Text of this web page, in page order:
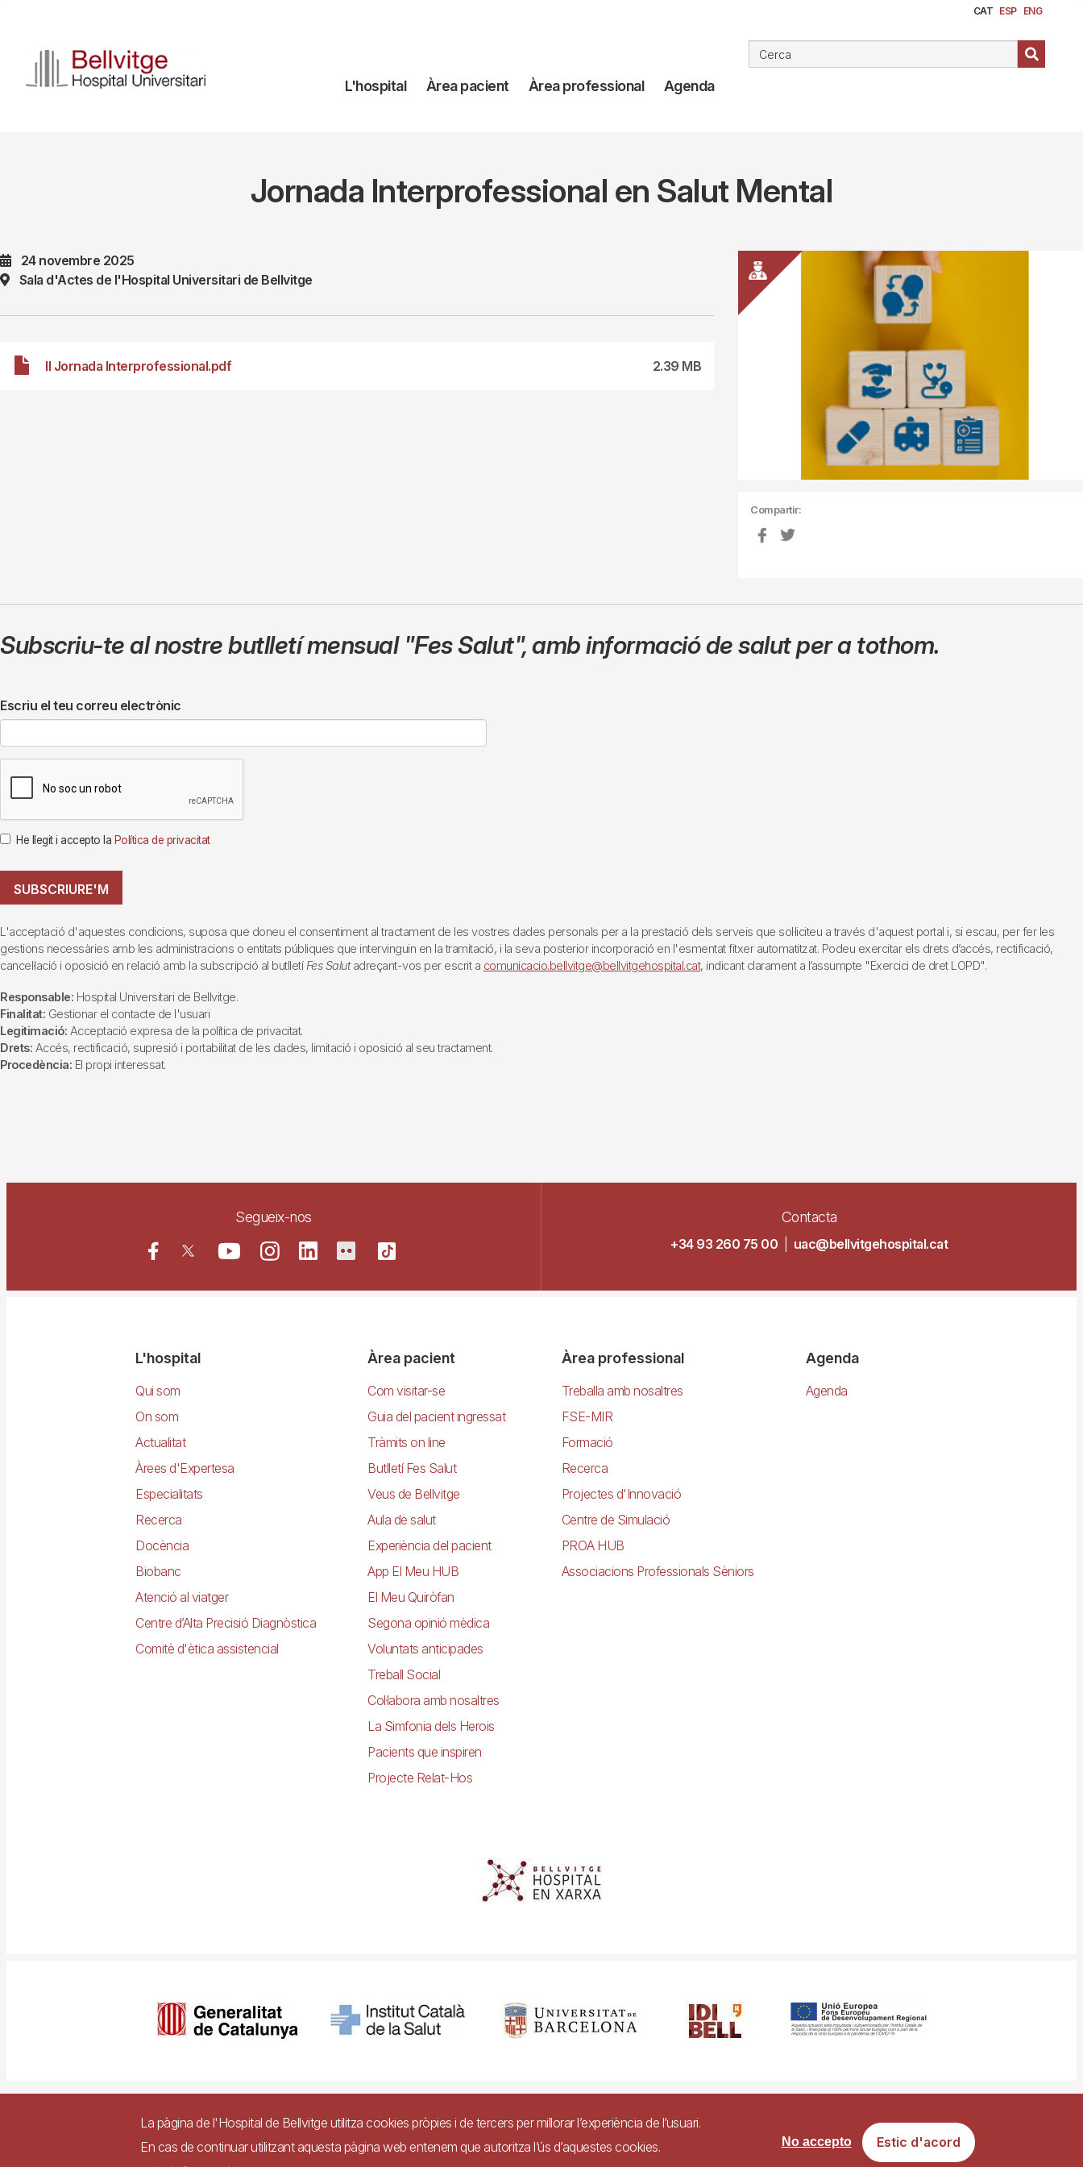
contingut
CAT ESP ENG
Navegación
L'hospital Àrea pacient Àrea professional Agenda
Jornada Interprofessional en Salut Mental
24 novembre 2025
Sala d'Actes de l'Hospital Universitari de Bellvitge
II Jornada Interprofessional.pdf
2.39 MB
Compartir:
Subscriu-te al nostre butlletí mensual "Fes Salut",amb informació de salut per a tothom.
Escriu el teu correu electrònic
He llegit i accepto la Política de privacitat
SUBSCRIURE'M
L'acceptació d'aquestes condicions, suposa que doneu el consentiment al tractament de les vostres dades personals per a la prestació dels serveis que sol·liciteu a través d'aquest portal i, si escau, per fer les
gestions necessàries amb les administracions o entitats públiques que intervinguin en la tramitació, i la seva posterior incorporació en l'esmentat fitxer automatitzat. Podeu exercitar els drets d’accés, rectificació,
cancel·lació i oposició en relació amb la subscripció al butlletí Fes Salutadreçant-vos per escrit a comunicacio.bellvitge@bellvitgehospital.cat, indicant clarament a l’assumpte "Exercici de dret LOPD".
Responsable: Hospital Universitari de Bellvitge.
Finalitat: Gestionar el contacte de l'usuari
Legitimació: Acceptació expresa de la política de privacitat.
Drets: Accés, rectificació, supresió i portabilitat de les dades, limitació i oposició al seu tractament.
Procedència: El propi interessat.
Segueix-nos Contacta
+34 93 260 75 00 uac@bellvitgehospital.cat
NavegacióL'hospital
Qui som
On som
Actualitat
Àrees d'Expertesa
Especialitats
Recerca
Docència
Biobanc
Atenció al viatger
Centre d’Alta Precisió Diagnòstica
Comitè d'ètica assistencial
Àrea pacient
Com visitar-se
Guia del pacient ingressat
Tràmits on line
Butlletí Fes Salut
Veus de Bellvitge
Aula de salut
Experiència del pacient
App El Meu HUB
El Meu Quiròfan
Segona opinió mèdica
Voluntats anticipades
Treball Social
Col·labora amb nosaltres
La Simfonia dels Herois
Pacients que inspiren
Projecte Relat-Hos
Àrea professional
Treballa amb nosaltres
FSE-MIR
Formació
Recerca
Projectes d'Innovació
Centre de Simulació
PROA HUB
Associacions Professionals Sèniors
Agenda
Agenda
de
Imagen
La pàgina de l'Hospital de Bellvitge utilitza cookies pròpies i de tercers per millorar l’experiència de l’usuari.
En cas de continuar utilitzant aquesta pàgina web entenem que autoritza l’ús d’aquestes cookies.
Estic d'acord
No accepto